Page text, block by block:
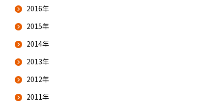
2016年
2015年
2014年
2013年
2012年
2011年